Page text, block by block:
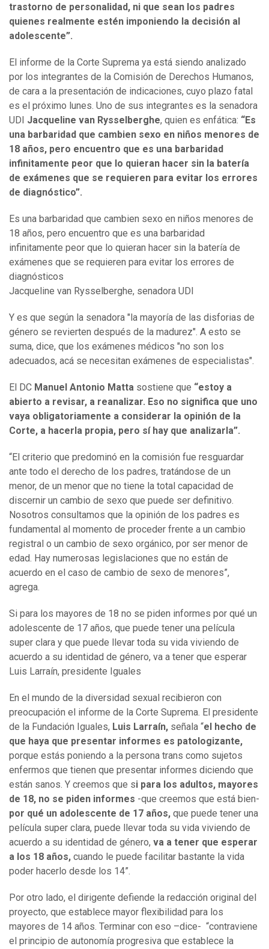
trastorno de personalidad, ni que sean los padres
quienes realmente estén imponiendo la decisión al
adolescente”.
El informe de la Corte Suprema ya está siendo analizado
por los integrantes de la Comisión de Derechos Humanos,
de cara a la presentación de indicaciones, cuyo plazo fatal
es el próximo lunes. Uno de sus integrantes es la senadora
UDI Jacqueline van Rysselberghe, quien es enfática: “Es
una barbaridad que cambien sexo en niños menores de
18 años, pero encuentro que es una barbaridad
infinitamente peor que lo quieran hacer sin la batería
de exámenes que se requieren para evitar los errores
de diagnóstico”.
Es una barbaridad que cambien sexo en niños menores de
18 años, pero encuentro que es una barbaridad
infinitamente peor que lo quieran hacer sin la batería de
exámenes que se requieren para evitar los errores de
diagnósticos
Jacqueline van Rysselberghe, senadora UDI
Y es que según la senadora "la mayoría de las disforias de
género se revierten después de la madurez". A esto se
suma, dice, que los exámenes médicos "no son los
adecuados, acá se necesitan exámenes de especialistas".
El DC Manuel Antonio Matta sostiene que “estoy a
abierto a revisar, a reanalizar. Eso no significa que uno
vaya obligatoriamente a considerar la opinión de la
Corte, a hacerla propia, pero sí hay que analizarla”.
“El criterio que predominó en la comisión fue resguardar
ante todo el derecho de los padres, tratándose de un
menor, de un menor que no tiene la total capacidad de
discernir un cambio de sexo que puede ser definitivo.
Nosotros consultamos que la opinión de los padres es
fundamental al momento de proceder frente a un cambio
registral o un cambio de sexo orgánico, por ser menor de
edad. Hay numerosas legislaciones que no están de
acuerdo en el caso de cambio de sexo de menores”,
agrega.
Si para los mayores de 18 no se piden informes por qué un
adolescente de 17 años, que puede tener una película
super clara y que puede llevar toda su vida viviendo de
acuerdo a su identidad de género, va a tener que esperar
Luis Larraín, presidente Iguales
En el mundo de la diversidad sexual recibieron con
preocupación el informe de la Corte Suprema. El presidente
de la Fundación Iguales, Luis Larraín, señala “el hecho de
que haya que presentar informes es patologizante,
porque estás poniendo a la persona trans como sujetos
enfermos que tienen que presentar informes diciendo que
están sanos. Y creemos que si para los adultos, mayores
de 18, no se piden informes -que creemos que está bien-
por qué un adolescente de 17 años, que puede tener una
película super clara, puede llevar toda su vida viviendo de
acuerdo a su identidad de género, va a tener que esperar
a los 18 años, cuando le puede facilitar bastante la vida
poder hacerlo desde los 14”.
Por otro lado, el dirigente defiende la redacción original del
proyecto, que establece mayor flexibilidad para los
mayores de 14 años. Terminar con eso –dice- “contraviene
el principio de autonomía progresiva que establece la